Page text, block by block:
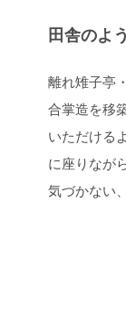
田舎のよ
離れ雉子亭
合掌造を移
いただける
に座りなが
気づかない